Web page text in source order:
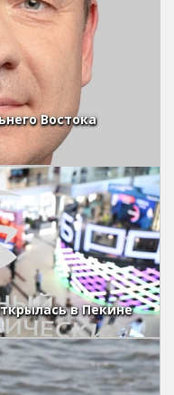
Востока
в Пекине